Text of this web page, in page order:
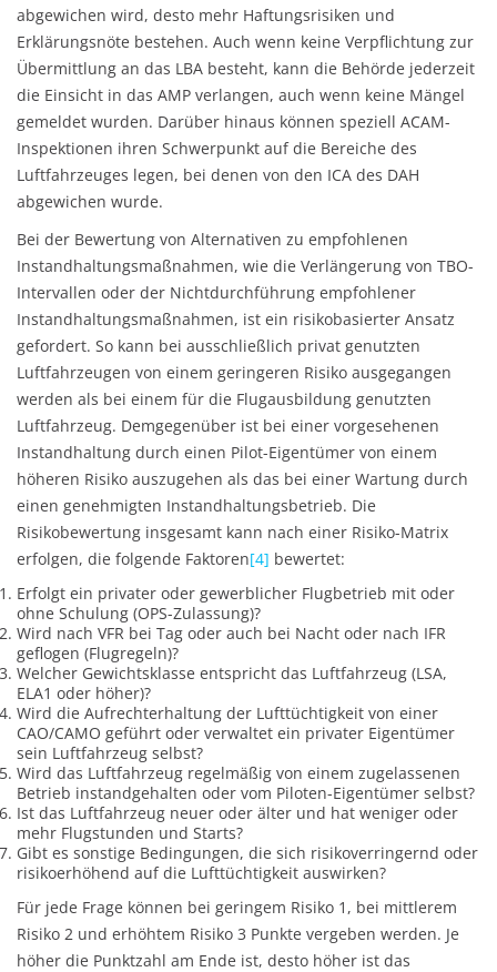
abgewichen wird, desto mehr Haftungsrisiken und
Erklärungsnöte bestehen. Auch wenn keine Verpflichtung zur
Übermittlung an das LBA besteht, kann die Behörde jederzeit
die Einsicht in das AMP verlangen, auch wenn keine Mängel
gemeldet wurden. Darüber hinaus können speziell ACAM-
Inspektionen ihren Schwerpunkt auf die Bereiche des
Luftfahrzeuges legen, bei denen von den ICA des DAH
abgewichen wurde.
Bei der Bewertung von Alternativen zu empfohlenen
Instandhaltungsmaßnahmen, wie die Verlängerung von TBO-
Intervallen oder der Nichtdurchführung empfohlener
Instandhaltungsmaßnahmen, ist ein risikobasierter Ansatz
gefordert. So kann bei ausschließlich privat genutzten
Luftfahrzeugen von einem geringeren Risiko ausgegangen
werden als bei einem für die Flugausbildung genutzten
Luftfahrzeug. Demgegenüber ist bei einer vorgesehenen
Instandhaltung durch einen Pilot-Eigentümer von einem
höheren Risiko auszugehen als das bei einer Wartung durch
einen genehmigten Instandhaltungsbetrieb. Die
Risikobewertung insgesamt kann nach einer Risiko-Matrix
erfolgen, die folgende Faktoren[4] bewertet:
Erfolgt ein privater oder gewerblicher Flugbetrieb mit oder
ohne Schulung (OPS-Zulassung)?
Wird nach VFR bei Tag oder auch bei Nacht oder nach IFR
geflogen (Flugregeln)?
Welcher Gewichtsklasse entspricht das Luftfahrzeug (LSA,
ELA1 oder höher)?
Wird die Aufrechterhaltung der Lufttüchtigkeit von einer
CAO/CAMO geführt oder verwaltet ein privater Eigentümer
sein Luftfahrzeug selbst?
Wird das Luftfahrzeug regelmäßig von einem zugelassenen
Betrieb instandgehalten oder vom Piloten-Eigentümer selbst?
Ist das Luftfahrzeug neuer oder älter und hat weniger oder
mehr Flugstunden und Starts?
Gibt es sonstige Bedingungen, die sich risikoverringernd oder
risikoerhöhend auf die Lufttüchtigkeit auswirken?
Für jede Frage können bei geringem Risiko 1, bei mittlerem
Risiko 2 und erhöhtem Risiko 3 Punkte vergeben werden. Je
höher die Punktzahl am Ende ist, desto höher ist das